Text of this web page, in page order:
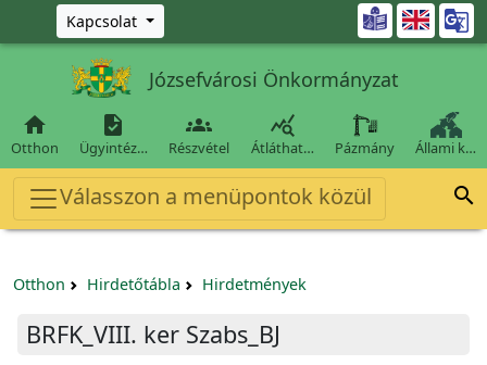
Ugrás a fő tartalomra
Kapcsolat 
Józsefvárosi Önkormányzat

Otthon

Ügyintéz…

Részvétel

Átláthat… Pázmány Állami k…
Válasszon a menüpontok közül 
Otthon Hirdetőtábla Hirdetmények
BRFK_VIII. ker Szabs_BJ